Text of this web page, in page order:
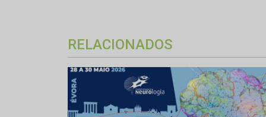
RELACIONADOS